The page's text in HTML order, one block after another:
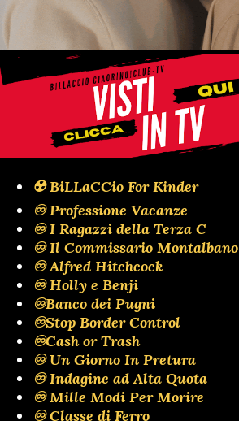
☢️ BiLLaCCio For Kinder
♾️ Professione Vacanze
♾️ I Ragazzi della Terza C
♾️ Il Commissario Montalbano
♾️ Alfred Hitchcock
♾️ Holly e Benji
♾️Banco dei Pugni
♾️Stop Border Control
♾️Cash or Trash
♾️ Un Giorno In Pretura
♾️ Indagine ad Alta Quota
♾️ Mille Modi Per Morire
♾️ Classe di Ferro